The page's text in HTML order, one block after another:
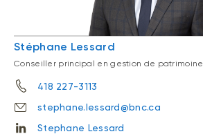
Stéphane Lessard
Conseiller principal en gestion de patrimoine
418 227-3113
stephane.lessard@bnc.ca
Stephane Lessard